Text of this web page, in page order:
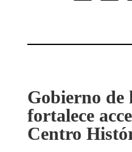
Gobierno de
fortalece
Centro